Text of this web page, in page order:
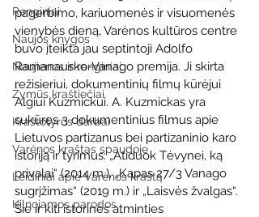
Renginiai
Naujos knygos
Naujienos ir renginiai
Žymūs kraštiečiai
Kraštotyros darbai
Varėnos kraštas spaudoje
Leidiniai apie Varėnos kraštą
Kilnojamos parodos
pagerbimo, kariuomenės ir visuomenės
vienybės dieną, Varėnos kultūros centre
buvo įteikta jau septintoji Adolfo
Ramanausko-Vanago premija. Ji skirta
režisieriui, dokumentinių filmų kūrėjui
Algiui Kuzmickui. A. Kuzmickas yra
sukūręs 3 dokumentinius filmus apie
Lietuvos partizanus bei partizaninio karo
istoriją ir tyrimus: „Atiduok Tėvynei, ką
privalai“ (2014 m.), „Kapas 27/3 Vanago
sugrįžimas“ (2019 m.) ir „Laisvės žvalgas“.
Šie ir kiti istorinės atminties